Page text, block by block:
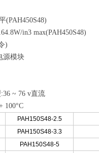
(PAH450S48)
in3 max(PAH450S48)
)
源模块
~ 76 v直流
100°C
PAH150S48-2.5
PAH150S48-3.3
PAH150S48-5